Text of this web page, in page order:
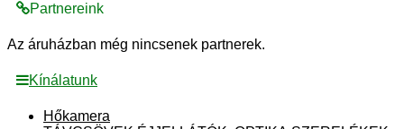
Partnereink
Az áruházban még nincsenek partnerek.
Kínálatunk
Hőkamera